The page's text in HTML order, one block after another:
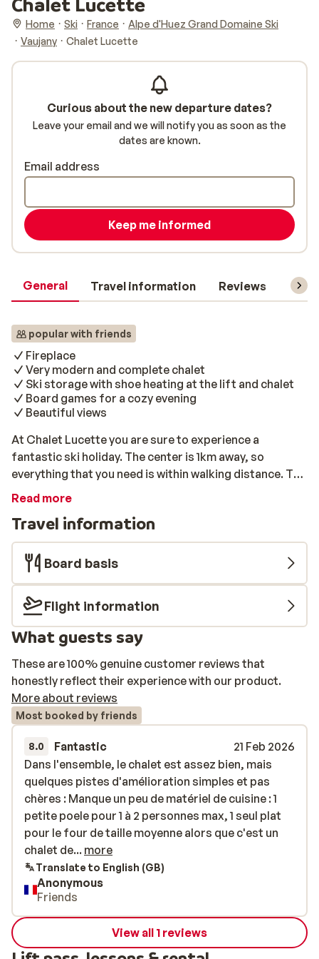
Home Ski France
Alpe d'Huez Grand Domaine Ski
Vaujany
Chalet Lucette
General Travel information Reviews Lift
popular with friends
Fireplace
Very modern and complete chalet
Ski storage with shoe heating at the lift and chalet
Board games for a cozy evening
Beautiful views
At Chalet Lucette you are sure to experience a
fantastic ski holiday. The center is 1km away, so
everything that you need is within walking distance. The
slopes and ski lifts are 200m and 400m away. Upon
and cook a delicious dinner with your travel
companions. The chalet is modernly furnished, and all
bedrooms are spacious with an en suite bathroom.
From one of the large balconies you can enjoy the
mighty snow peaks and the sunset. There is also a ski
storage room with shoe heating.
Read more
Travel information
Board basis
Flight information
What guests say
These are 100% genuine customer reviews that
honestly reflect their experience with our product.
More about reviews
Most booked by friends
8.0 Fantastic
21 Feb 2026
Dans l'ensemble, le chalet est assez bien, mais
quelques pistes d'amélioration simples et pas
chères : Manque un peu de matériel de cuisine : 1
petite poele pour 1 à 2 personnes max, 1 seul plat
pour le four de taille moyenne alors que c'est un
chalet de 10/11 personnes. En demandant, on nous
a amené une poele un peu plus grande, mais c'est
resté très juste. Pas de pb sur la vaisselle
(assiettes, couverts, verre, là, il y a ce qu'il faut). Il
y a une télé, mais pas de câble d'antenne ! Et pas
reliée à la box non plus. On ne peut même pas avoir
les chaines gratuites. Donc la télé ne sert à rien.
Dans l'ensemble, le chalet est assez bien, mais
quelques pistes d'amélioration simples et pas
chères : Manque un peu de matériel de cuisine : 1
petite poele pour 1 à 2 personnes max, 1 seul plat
pour le four de taille moyenne alors que c'est un
chalet de... more
Translate to English (GB)
Anonymous
Friends
View all 1 reviews
Curious about the new departure dates?
Leave your email and we will notify you as soon as the
dates are known.
Email address
Keep me informed